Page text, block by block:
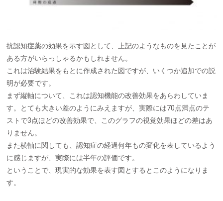
抗認知症薬の効果を示す図として、上記のようなものを見たことが
ある方がいらっしゃるかもしれません。
これは治験結果をもとに作成された図ですが、いくつか追加での説
明が必要です。
まず縦軸について、これは認知機能の改善効果をあらわしていま
す。とても大きい差のようにみえますが、実際には70点満点のテ
ストで3点ほどの改善効果で、このグラフの視覚効果ほどの差はあ
りません。
また横軸に関しても、認知症の経過何年もの変化を表しているよう
に感じますが、実際には半年の評価です。
ということで、現実的な効果を表す図とするとこのようになりま
す。